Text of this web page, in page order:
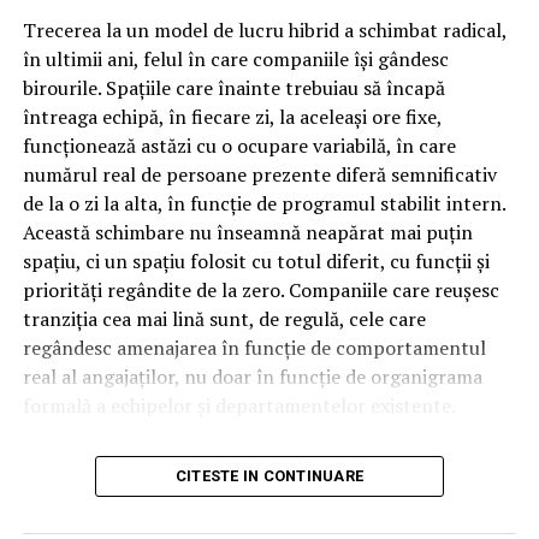
O poveste care începe în
atelierele elvețiene
Ca să pricepi de ce un implant Straumann inspiră atâta
încredere, ajută să știi de unde vine. Totul pornește în
1954, la Waldenburg, un sat din Elveția, unde Reinhard
Straumann a pus bazele unui institut de cercetare. La
început nu era vorba de dinți deloc, ci de aliaje pentru
ceasornicărie, acea lume în care o greșeală de o
fracțiune de milimetru strică tot mecanismul.
Saltul spre stomatologie a venit în 1974, când primele
implanturi dezvoltate la Institut Straumann au fost
Implantology, adică ITI, un grup de cercetători și
clinicieni în care i-am regăsit pe profesorul André
Trecerea la un model de lucru hibrid a schimbat radical,
în ultimii ani, felul în care companiile își gândesc
birourile. Spațiile care înainte trebuiau să încapă
întreaga echipă, în fiecare zi, la aceleași ore fixe,
funcționează astăzi cu o ocupare variabilă, în care
numărul real de persoane prezente diferă semnificativ
de la o zi la alta, în funcție de programul stabilit intern.
Această schimbare nu înseamnă neapărat mai puțin
spațiu, ci un spațiu folosit cu totul diferit, cu funcții și
priorități regândite de la zero. Companiile care reușesc
tranziția cea mai lină sunt, de regulă, cele care
regândesc amenajarea în funcție de comportamentul
real al angajaților, nu doar în funcție de organigrama
De la birouri fixe la spații
CITESTE IN CONTINUARE